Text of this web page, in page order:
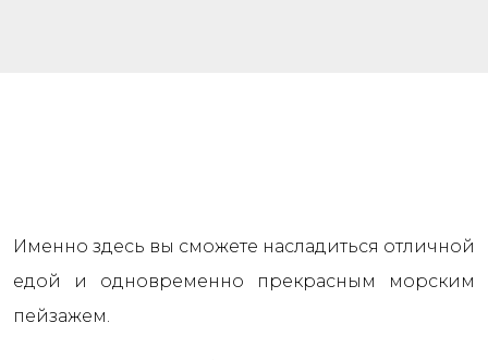
Именно здесь вы сможете насладиться отличной
едой и одновременно прекрасным морским
пейзажем.